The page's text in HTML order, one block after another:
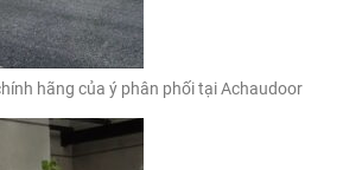
hãng của ý phân phối tại Achaudoor